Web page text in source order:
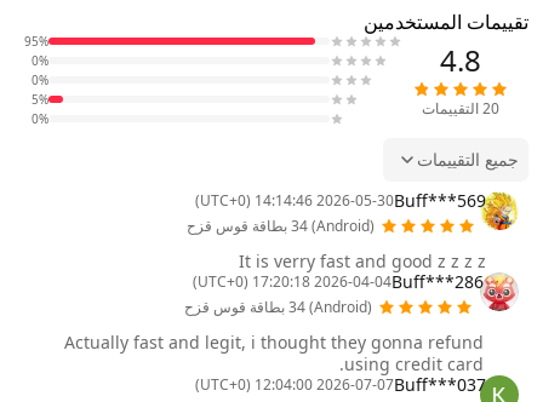
تقييمات المستخدمين
4.8
20التقييمات
95%
0%
0%
5%
0%
جميع التقييمات
Buff***569
2026-05-30 14:14:46 (UTC+0)
(Android) 34 بطاقة قوس قزح
It is verry fast and good z z z z
Buff***286
2026-04-04 17:20:18 (UTC+0)
(Android) 34 بطاقة قوس قزح
Actually fast and legit, i thought they gonna refund
using credit card.
Buff***037
2026-07-07 12:04:00 (UTC+0)